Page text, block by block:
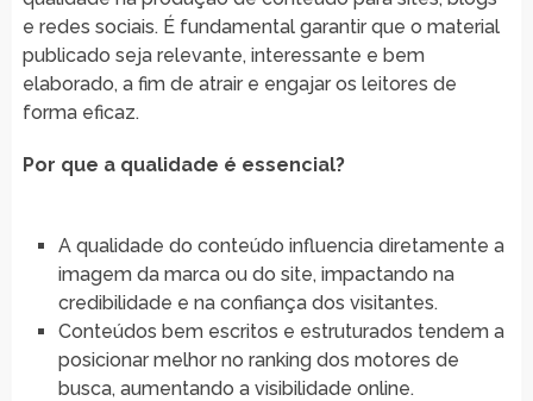
e redes sociais. É fundamental garantir que o material
publicado seja relevante, interessante e bem
elaborado, a fim de atrair e engajar os leitores de
forma eficaz.
Por que a qualidade é essencial?
A qualidade do conteúdo influencia diretamente a
imagem da marca ou do site, impactando na
credibilidade e na confiança dos visitantes.
Conteúdos bem escritos e estruturados tendem a
posicionar melhor no ranking dos motores de
busca, aumentando a visibilidade online.